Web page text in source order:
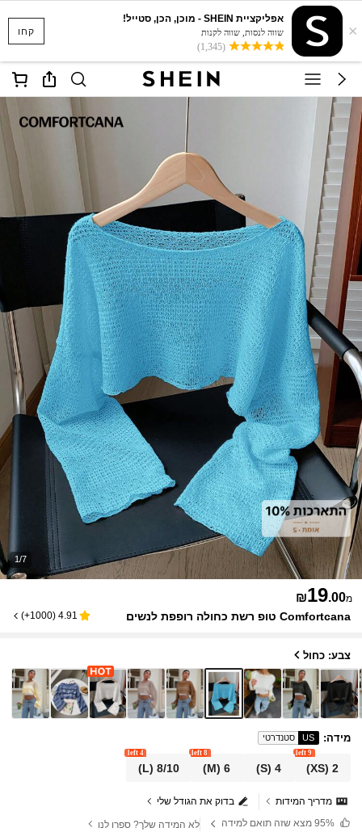
קחו ×
אפליקציית SHEIN - מוכן, הכן, סטייל!
שווה לנסות, שווה לקנות
(1,345)
1/7
מ ₪19.00
Comfortcana טופ רשת כחולה רופפת לנשים 4.91
(
1000+
)
צבע: כחול
מידה:
US סטנדרטי
2
(XS)
9 left
4
(S)
6
(M)
8 left
8/10
(L)
4 left
בדוק את הגודל שלי
מדריך המידות
מצא שזה תואם למידה לא המידה שלך? ספרו לנו